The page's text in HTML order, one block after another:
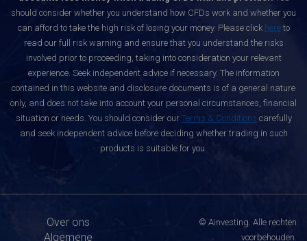
should consider whether you understand how CFDs work and whether you
can afford to take the high risk of losing your money. Please click hereto
read our full risk warning and ensure that you understand the risks
involved prior to proceeding, taking into consideration your relevant
experience. Seek independent advice if necessary. The information
contained in this website and disclosure documents is of a general nature
only, and does not take into account your personal circumstances, financial
situation or needs. You should consider our Terms & Conditions carefully
and seek independent advice before deciding whether trading in such
products is suitable for you.
Over ons
Algemene
© Ainvesting. Alle rechten
voorbehouden.